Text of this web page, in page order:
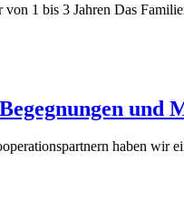
1 bis 3 Jahren Das
und
haben wir